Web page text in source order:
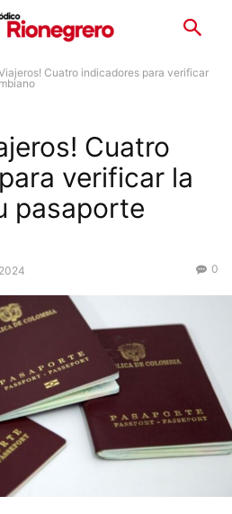
Cuatro indicadores para verificar
Cuatro
verificar la
pasaporte
0